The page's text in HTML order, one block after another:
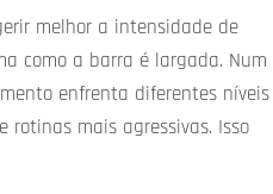
melhor a intensidade de
como a barra é largada. Num
enfrenta diferentes níveis
rotinas mais agressivas. Isso